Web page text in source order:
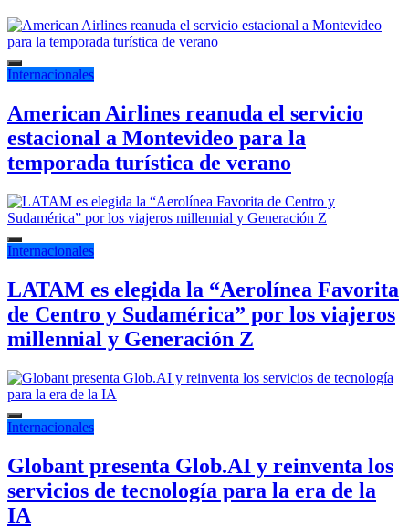
Internacionales
American Airlines reanuda el servicio
estacional a Montevideo para la
temporada turística de verano
Internacionales
LATAM es elegida la “Aerolínea Favorita
de Centro y Sudamérica” por los viajeros
millennial y Generación Z
Internacionales
Globant presenta Glob.AI y reinventa los
servicios de tecnología para la era de la
IA